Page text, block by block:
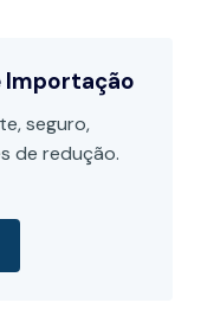
Importação
seguro,
de redução.